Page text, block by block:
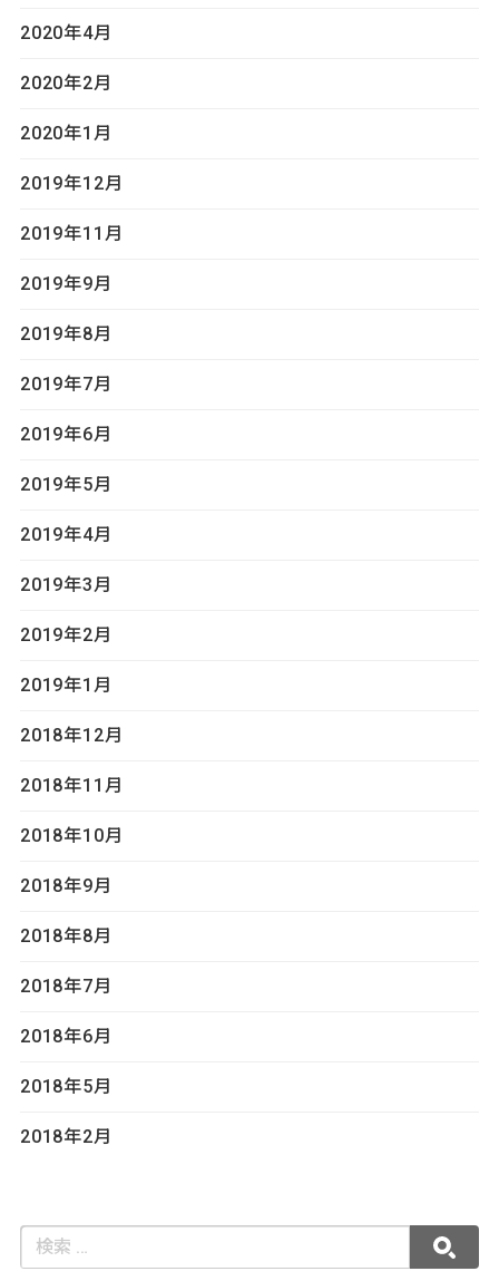
2020年4月
2020年2月
2020年1月
2019年12月
2019年11月
2019年9月
2019年8月
2019年7月
2019年6月
2019年5月
2019年4月
2019年3月
2019年2月
2019年1月
2018年12月
2018年11月
2018年10月
2018年9月
2018年8月
2018年7月
2018年6月
2018年5月
2018年2月